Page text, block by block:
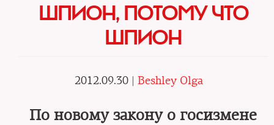
ШПИОН, ПОТОМУ ЧТО
ШПИОН
2012.09.30 | Beshley Olga
По новому закону о госизмене